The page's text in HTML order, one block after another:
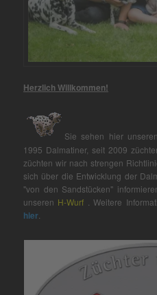
Herzlich Willkommen!
Sie sehen hier
1995 Dalmatiner, seit 2009
züchten wir nach strengen
sich über die Entwicklung der
"von den Sandstücken"
unseren H-Wurf . Weitere
hier